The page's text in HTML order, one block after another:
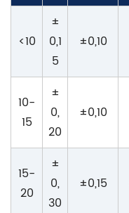
<10
±
0,1
5
±0,10
10-
15
±
0,
20
±0,10
15-
20
±
0,
30
±0,15